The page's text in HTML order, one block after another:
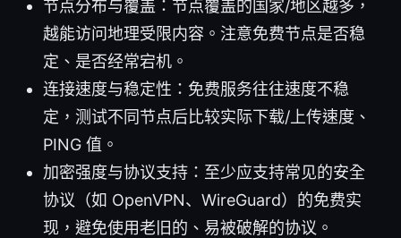
节点分布与覆盖：节点覆盖的国家/地区越多，
越能访问地理受限内容。注意免费节点是否稳
定、是否经常宕机。
连接速度与稳定性：免费服务往往速度不稳
定，测试不同节点后比较实际下载/上传速度、
PING 值。
加密强度与协议支持：至少应支持常见的安全
协议（如 OpenVPN、WireGuard）的免费实
现，避免使用老旧的、易被破解的协议。